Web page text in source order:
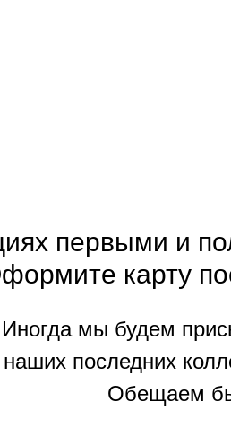
первыми и
карту
Иногда мы будем
наших последних
Обещаем